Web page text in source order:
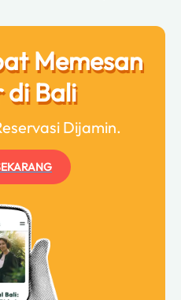
Memesan
Bali
Dijamin.